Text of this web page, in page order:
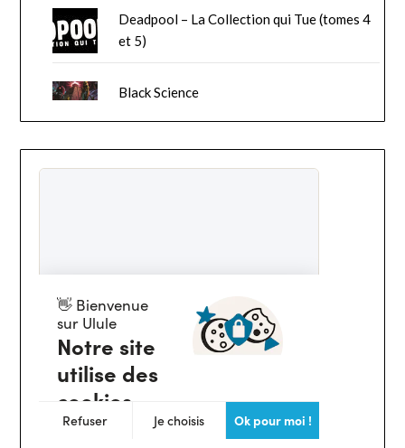
Deadpool – La Collection qui Tue (tomes 4
et 5)
Black Science